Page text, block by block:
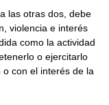
las otras dos, debe
violencia e interés
como la actividad
o ejercitarlo
con el interés de la